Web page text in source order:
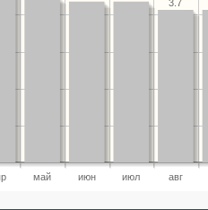
май июн июл авг
3.7